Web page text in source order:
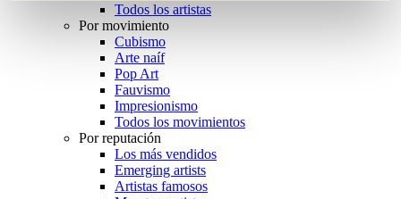
Todos los artistas
Por movimiento
Cubismo
Arte naíf
Pop Art
Fauvismo
Impresionismo
Todos los movimientos
Por reputación
Los más vendidos
Emerging artists
Artistas famosos